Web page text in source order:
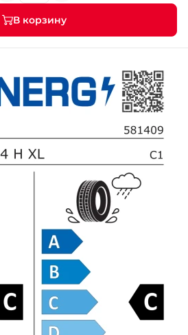
В корзину